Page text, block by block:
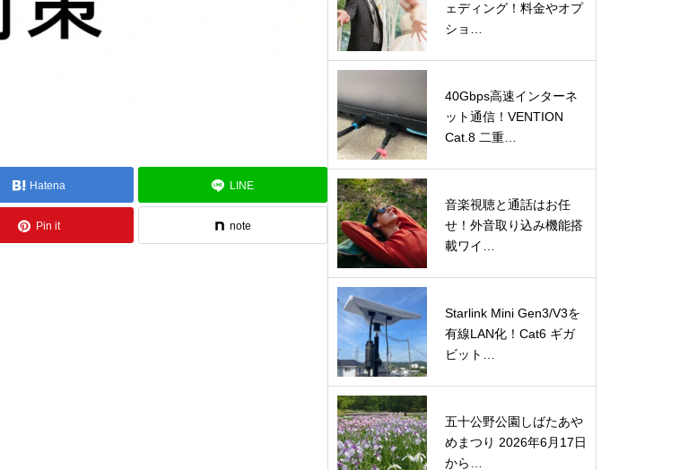
Hatena LINE
Pin it note
ェディング！料金やオプ
ショ…
40Gbps高速インターネ
ット通信！VENTION
Cat.8 二重…
音楽視聴と通話はお任
せ！外音取り込み機能搭
載ワイ…
Starlink Mini Gen3/V3を
有線LAN化！Cat6 ギガ
ビット…
五十公野公園しばたあや
めまつり 2026年6月17日
から…